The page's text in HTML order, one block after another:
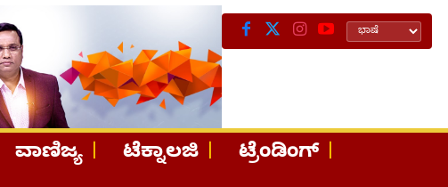
ವಾಣಿಜ್ಯ ಟೆಕ್ನಾಲಜಿ
ಟ್ರೆಂಡಿಂಗ್